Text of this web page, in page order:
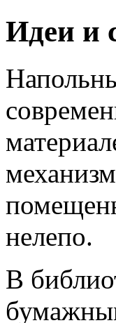
Идеи и
нелепо.
В